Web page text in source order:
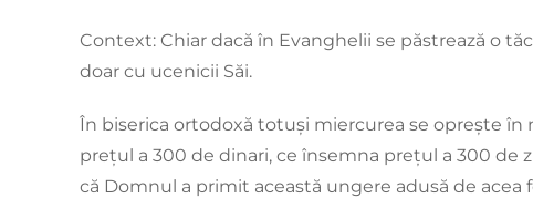
Context: Chiar dacă în Evanghelii se păstrează o
doar cu ucenicii Săi.
În biserica ortodoxă totuși miercurea se oprește
prețul a 300 de dinari, ce însemna prețul a 300 de
că Domnul a primit această ungere adusă de